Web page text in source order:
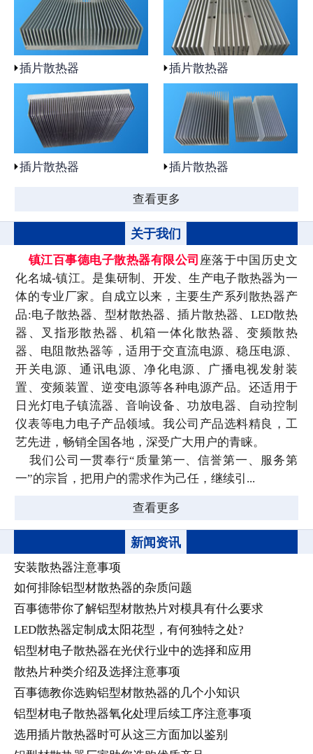
插片散热器 插片散热器
插片散热器 插片散热器
查看更多
关于我们
镇江百事德电子散热器有限公司 座落于中国历史文
化名城-镇江。是集研制、开发、生产电子散热器为一
体的专业厂家。自成立以来，主要生产系列散热器产
品:电子散热器、型材散热器、插片散热器、LED散热
器、叉指形散热器、机箱一体化散热器、变频散热
器、电阻散热器等，适用于交直流电源、稳压电源、
开关电源、通讯电源、净化电源、广播电视发射装
置、变频装置、逆变电源等各种电源产品。还适用于
日光灯电子镇流器、音响设备、功放电器、自动控制
仪表等电力电子产品领域。我公司产品选料精良，工
艺先进，畅销全国各地，深受广大用户的青睐。
我们公司一贯奉行“质量第一、信誉第一、服务第
一”的宗旨，把用户的需求作为己任，继续引...
查看更多
新闻资讯
安装散热器注意事项
如何排除铝型材散热器的杂质问题
百事德带你了解铝型材散热片对模具有什么要求
LED散热器定制成太阳花型，有何独特之处?
铝型材电子散热器在光伏行业中的选择和应用
散热片种类介绍及选择注意事项
百事德教你选购铝型材散热器的几个小知识
铝型材电子散热器氧化处理后续工序注意事项
选用插片散热器时可从这三方面加以鉴别